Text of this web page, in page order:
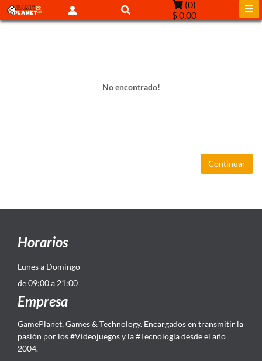
(0)
$ 0,00
No encontrado!
Continuar
Horarios
Lunes a Domingo
de 09:00 a 21:00
Empresa
GamePlanet, Games & Technology. Encargados en transmitir la
pasión por los #Videojuegos y la #Tecnología desde el año
2004.